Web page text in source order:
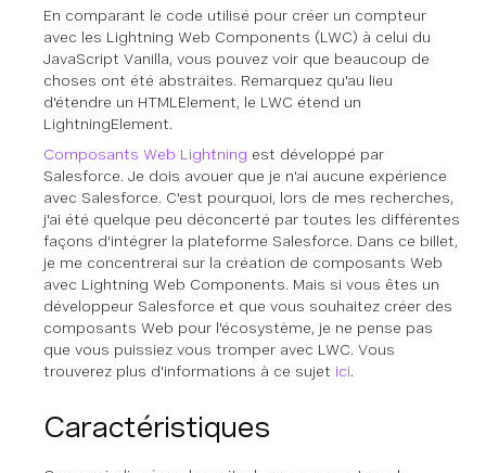
En comparant le code utilisé pour créer un compteur
avec les Lightning Web Components (LWC) à celui du
JavaScript Vanilla, vous pouvez voir que beaucoup de
choses ont été abstraites. Remarquez qu'au lieu
d'étendre un HTMLElement, le LWC étend un
LightningElement.
Composants Web Lightning est développé par
Salesforce. Je dois avouer que je n'ai aucune expérience
avec Salesforce. C'est pourquoi, lors de mes recherches,
j'ai été quelque peu déconcerté par toutes les différentes
façons d'intégrer la plateforme Salesforce. Dans ce billet,
je me concentrerai sur la création de composants Web
avec Lightning Web Components. Mais si vous êtes un
développeur Salesforce et que vous souhaitez créer des
composants Web pour l'écosystème, je ne pense pas
que vous puissiez vous tromper avec LWC. Vous
trouverez plus d'informations à ce sujet ici.
Caractéristiques